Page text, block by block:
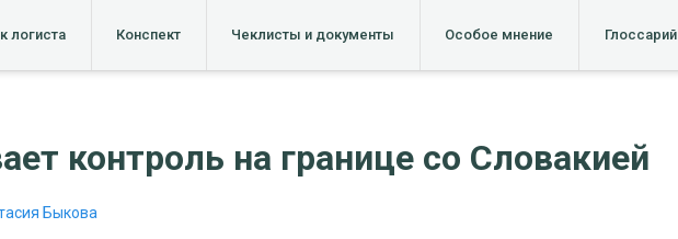
логиста Конспект Чеклисты и документы Особое мнение Глоссарий
контроль на границе со Словакией
Быкова